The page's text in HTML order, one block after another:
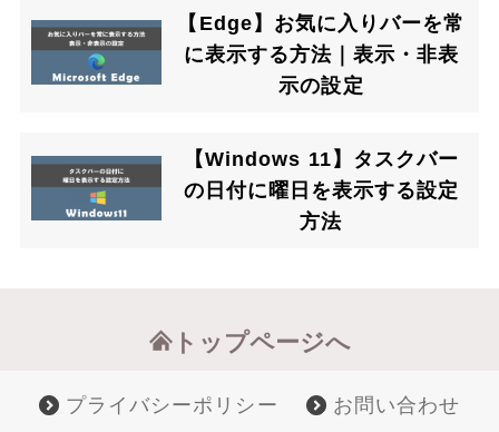
【Edge】お気に入りバーを常
に表示する方法｜表示・非表
示の設定
【Windows 11】タスクバー
の日付に曜日を表示する設定
方法
トップページへ
プライバシーポリシー お問い合わせ